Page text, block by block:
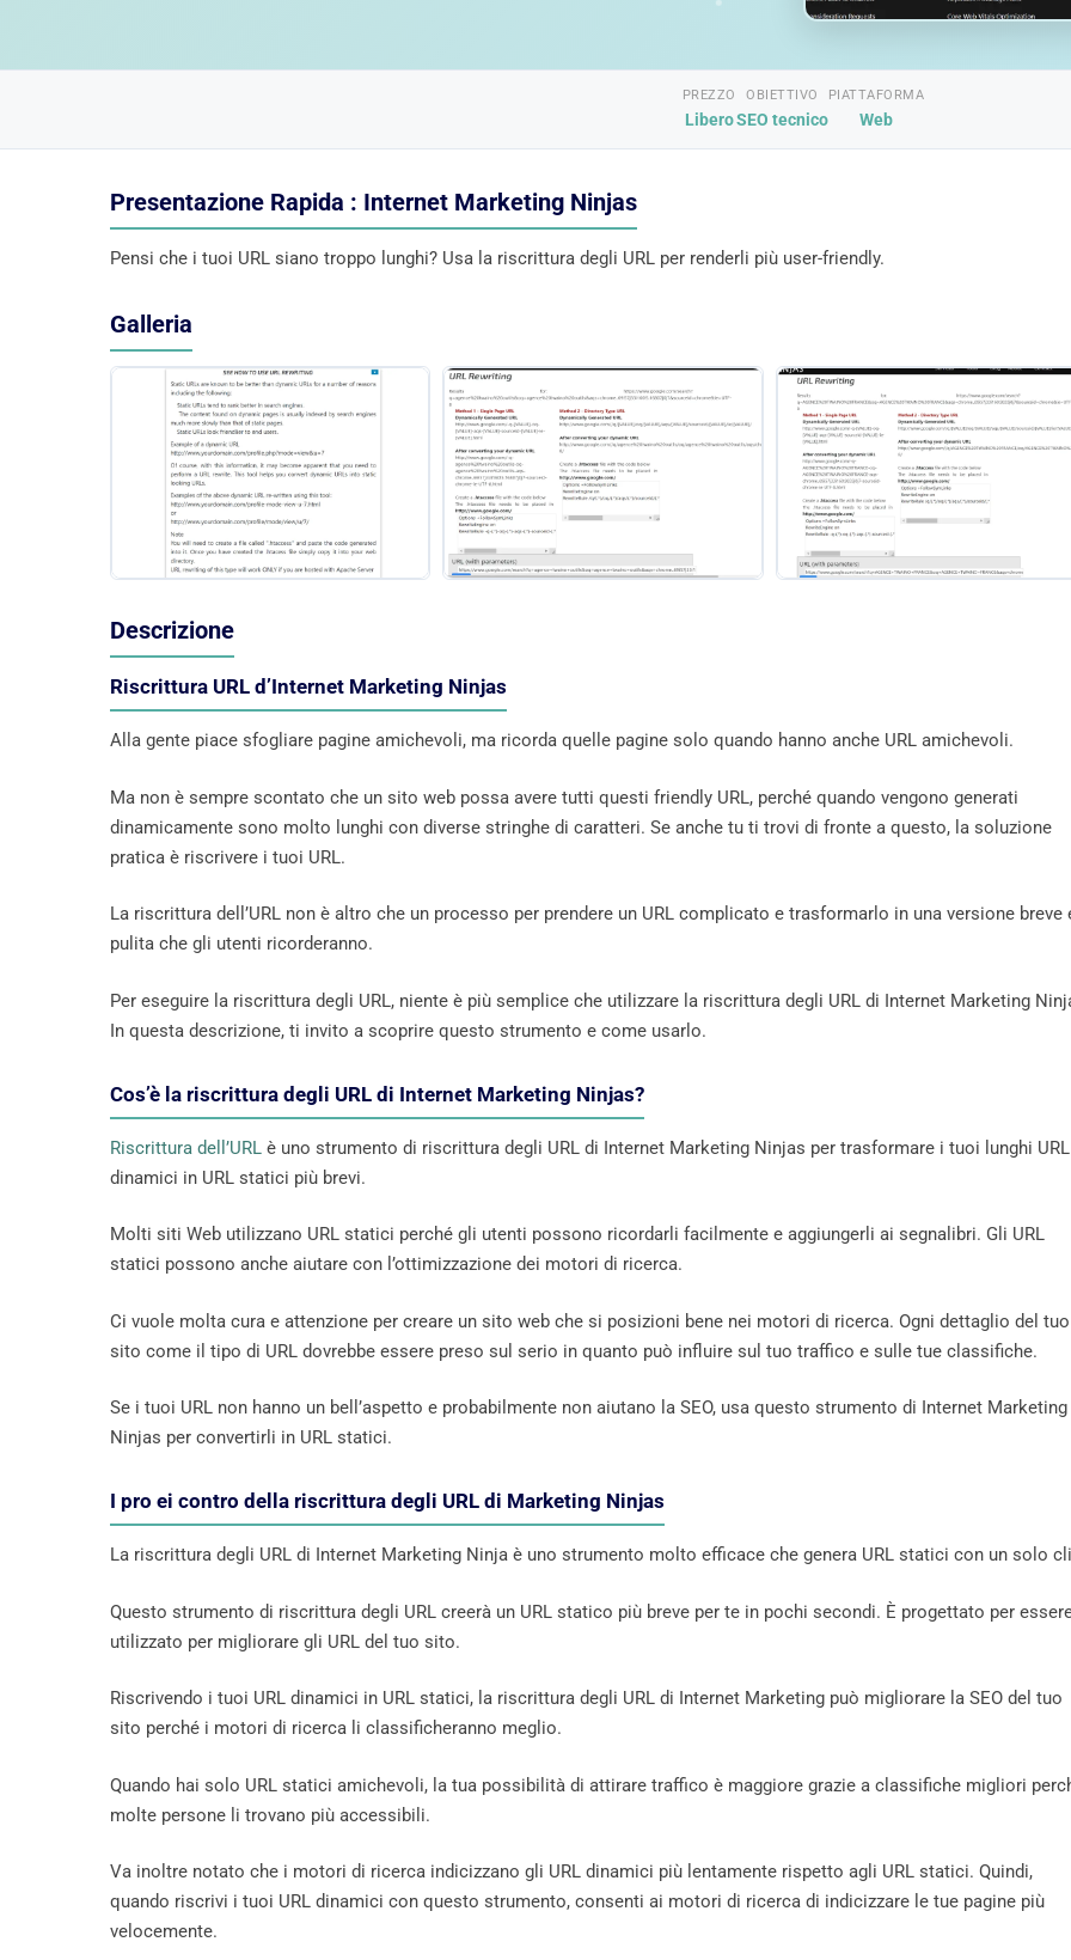
PREZZO
Libero
OBIETTIVO
SEO tecnico
PIATTAFORMA
Web
Presentazione Rapida : Internet Marketing Ninjas
Pensi che i tuoi URL siano troppo lunghi? Usa la riscrittura degli URL per renderli più user-friendly.
Galleria
Descrizione
Riscrittura URL d’Internet Marketing Ninjas
Alla gente piace sfogliare pagine amichevoli, ma ricorda quelle pagine solo quando hanno anche URL amichevoli.
Ma non è sempre scontato che un sito web possa avere tutti questi friendly URL, perché quando vengono generati
dinamicamente sono molto lunghi con diverse stringhe di caratteri. Se anche tu ti trovi di fronte a questo, la soluzione
pratica è riscrivere i tuoi URL.
La riscrittura dell’URL non è altro che un processo per prendere un URL complicato e trasformarlo in una versione breve
pulita che gli utenti ricorderanno.
Per eseguire la riscrittura degli URL, niente è più semplice che utilizzare la riscrittura degli URL di Internet Marketing
In questa descrizione, ti invito a scoprire questo strumento e come usarlo.
Cos’è la riscrittura degli URL di Internet Marketing Ninjas?
Riscrittura dell’URL è uno strumento di riscrittura degli URL di Internet Marketing Ninjas per trasformare i tuoi lunghi URL
dinamici in URL statici più brevi.
Molti siti Web utilizzano URL statici perché gli utenti possono ricordarli facilmente e aggiungerli ai segnalibri. Gli URL
statici possono anche aiutare con l’ottimizzazione dei motori di ricerca.
Ci vuole molta cura e attenzione per creare un sito web che si posizioni bene nei motori di ricerca. Ogni dettaglio del tuo
sito come il tipo di URL dovrebbe essere preso sul serio in quanto può influire sul tuo traffico e sulle tue classifiche.
Se i tuoi URL non hanno un bell’aspetto e probabilmente non aiutano la SEO, usa questo strumento di Internet Marketing
Ninjas per convertirli in URL statici.
I pro ei contro della riscrittura degli URL di Marketing Ninjas
La riscrittura degli URL di Internet Marketing Ninja è uno strumento molto efficace che genera URL statici con un solo
Questo strumento di riscrittura degli URL creerà un URL statico più breve per te in pochi secondi. È progettato per
utilizzato per migliorare gli URL del tuo sito.
Riscrivendo i tuoi URL dinamici in URL statici, la riscrittura degli URL di Internet Marketing può migliorare la SEO del tuo
sito perché i motori di ricerca li classificheranno meglio.
Quando hai solo URL statici amichevoli, la tua possibilità di attirare traffico è maggiore grazie a classifiche migliori
molte persone li trovano più accessibili.
Va inoltre notato che i motori di ricerca indicizzano gli URL dinamici più lentamente rispetto agli URL statici. Quindi,
quando riscrivi i tuoi URL dinamici con questo strumento, consenti ai motori di ricerca di indicizzare le tue pagine più
velocemente.